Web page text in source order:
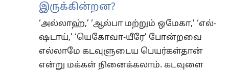
இருக்கின்றன?
‘அல்லாஹ்,’ ‘ஆல்பா மற்றும் ஒமேகா,’ ‘எல்-
ஷடாய்,’ ‘யெகோவா-யீரே’ போன்றவை
எல்லாமே கடவுளுடைய பெயர்கள்தான்
என்று மக்கள் நினைக்கலாம். கடவுளை